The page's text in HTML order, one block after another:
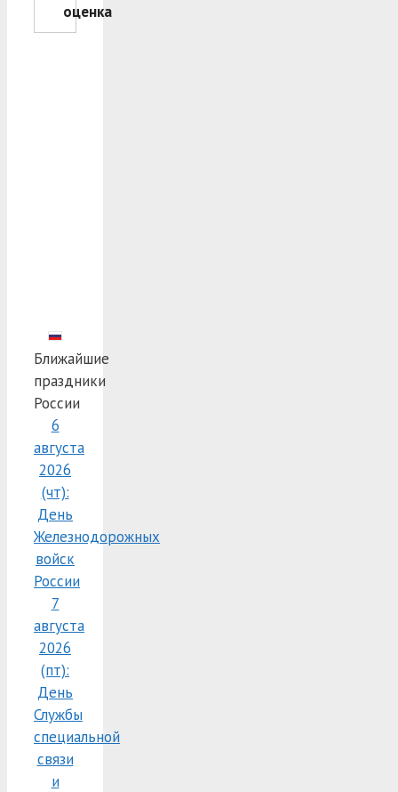
оценка
Ближайшие
праздники
России
6
августа
2026
(чт):
День
Железнодорожных
войск
России
7
августа
2026
(пт):
День
Службы
специальной
связи
и